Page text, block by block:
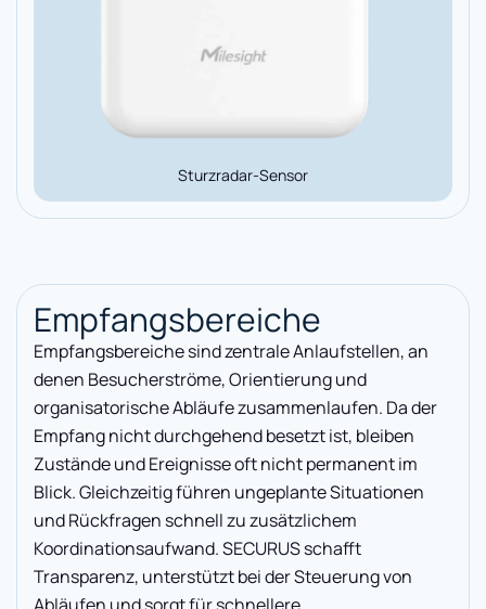
Sturzradar-Sensor
Empfangsbereiche
Empfangsbereiche sind zentrale Anlaufstellen, an
denen Besucherströme, Orientierung und
organisatorische Abläufe zusammenlaufen. Da der
Empfang nicht durchgehend besetzt ist, bleiben
Zustände und Ereignisse oft nicht permanent im
Blick. Gleichzeitig führen ungeplante Situationen
und Rückfragen schnell zu zusätzlichem
Koordinationsaufwand. SECURUS schafft
Transparenz, unterstützt bei der Steuerung von